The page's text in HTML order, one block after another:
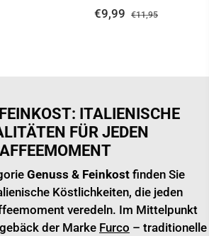
Normaler
€9,99 €11,95
ITALIENISCHE
FÜR JEDEN
Genuss & Feinkost finden Sie
Köstlichkeiten, die jeden
veredeln. Im Mittelpunkt
der Marke Furco – traditionelle